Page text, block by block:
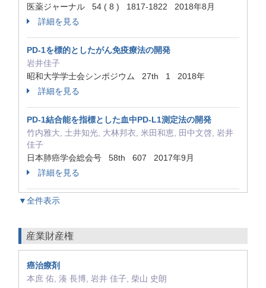
医薬ジャーナル 54 ( 8 ) 1817‐1822 2018年8月
詳細を見る
PD‐1を標的としたがん免疫療法の開発
岩井佳子
昭和大学学士会シンポジウム 27th 1 2018年
詳細を見る
PD‐1結合能を指標とした血中PD‐L1測定法の開発
竹内雅大, 土井知光, 大林邦衣, 米田和恵, 田中文啓, 岩井
佳子
日本肺癌学会総会号 58th 607 2017年9月
詳細を見る
▼全件表示
産業財産権
癌治療剤
本庶 佑, 湊 長博, 岩井 佳子, 柴山 史朗